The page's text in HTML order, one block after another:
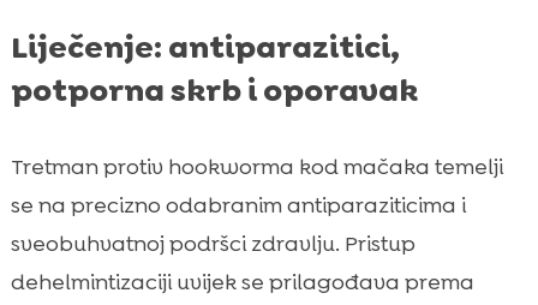
Liječenje: antiparazitici,
potporna skrb i oporavak
Tretman protiv hookworma kod mačaka temelji
se na precizno odabranim antiparaziticima i
sveobuhvatnoj podršci zdravlju. Pristup
dehelmintizaciji uvijek se prilagođava prema